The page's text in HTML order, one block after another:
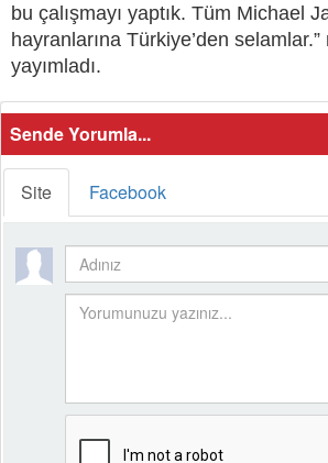
bu çalışmayı yaptık. Tüm Michael
hayranlarına Türkiye’den selamlar.”
yayımladı.
Sende Yorumla...
Site Facebook